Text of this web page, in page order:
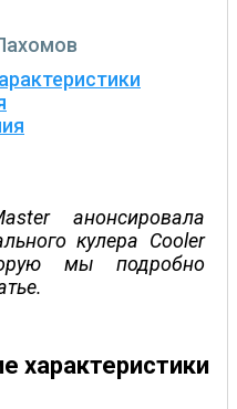
анонсировала
кулера Cooler
мы подробно
характеристики